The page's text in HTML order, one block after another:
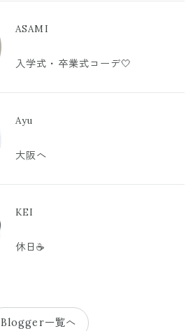
ASAMI
入学式・卒業式コーデ🤍
Ayu
大阪へ
KEI
休日☕️
Blogger一覧へ